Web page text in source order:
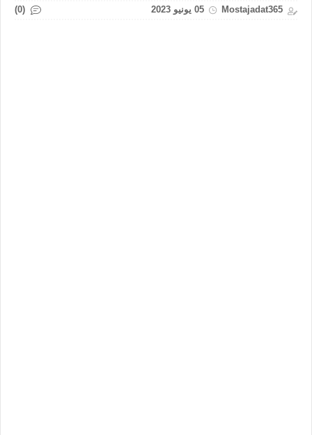
Mostajadat365 05 يونيو 2023 (0)